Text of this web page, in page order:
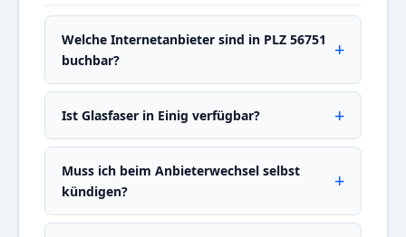
Welche Internetanbieter sind in PLZ 56751
buchbar?
Ist Glasfaser in Einig verfügbar?
Muss ich beim Anbieterwechsel selbst
kündigen?